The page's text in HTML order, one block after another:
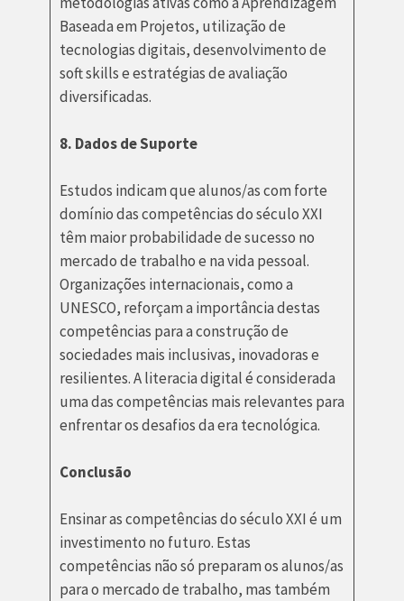
Baseada em Projetos, utilização de
tecnologias digitais, desenvolvimento de
soft skills e estratégias de avaliação
diversificadas.
8. Dados de Suporte
Estudos indicam que alunos/as com forte
domínio das competências do século XXI
têm maior probabilidade de sucesso no
mercado de trabalho e na vida pessoal.
Organizações internacionais, como a
UNESCO, reforçam a importância destas
competências para a construção de
sociedades mais inclusivas, inovadoras e
resilientes. A literacia digital é considerada
uma das competências mais relevantes para
enfrentar os desafios da era tecnológica.
Conclusão
Ensinar as competências do século XXI é um
investimento no futuro. Estas
competências não só preparam os alunos/as
para o mercado de trabalho, mas também